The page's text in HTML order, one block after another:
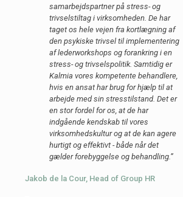
samarbejdspartner på stress- og
trivselstiltag i virksomheden. De har
taget os hele vejen fra kortlægning af
den psykiske trivsel til implementering
af lederworkshops og forankring i en
stress- og trivselspolitik. Samtidig er
Kalmia vores kompetente behandlere,
hvis en ansat har brug for hjælp til at
arbejde med sin stresstilstand. Det er
en stor fordel for os, at de har
indgående kendskab til vores
virksomhedskultur og at de kan agere
hurtigt og effektivt - både når det
gælder forebyggelse og behandling.”
Jakob de la Cour, Head of Group HR